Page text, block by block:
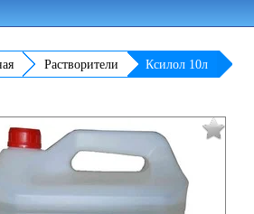
Растворители Ксилол 10л